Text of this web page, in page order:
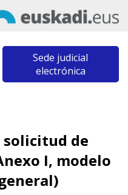
Sede judicial
electrónica
de
I, modelo